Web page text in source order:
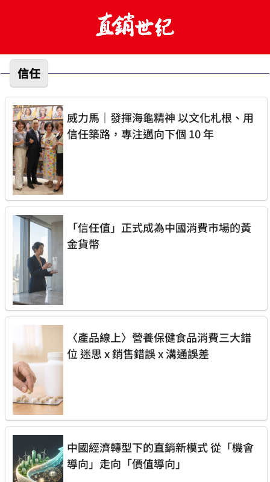
信任
威力馬｜發揮海龜精神 以文化札根、用
信任築路，專注邁向下個 10 年
「信任值」正式成為中國消費市場的黃
金貨幣
〈產品線上〉營養保健食品消費三大錯
位 迷思 x 銷售錯誤 x 溝通誤差
中國經濟轉型下的直銷新模式 從「機會
導向」走向「價值導向」